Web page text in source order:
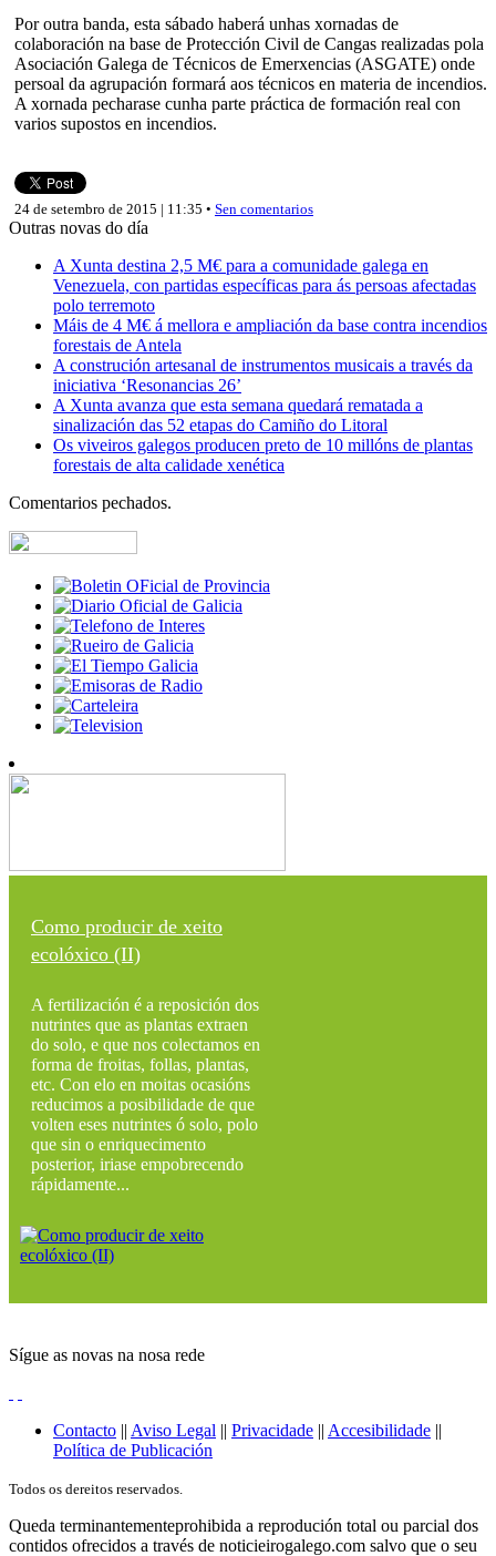
Por outra banda, esta sábado haberá unhas xornadas de
colaboración na base de Protección Civil de Cangas realizadas pola
Asociación Galega de Técnicos de Emerxencias (ASGATE) onde
persoal da agrupación formará aos técnicos en materia de incendios.
A xornada pecharase cunha parte práctica de formación real con
varios supostos en incendios.
24 de setembro de 2015 | 11:35 • Sen comentarios
Outras novas do día
A Xunta destina 2,5 M€ para a comunidade galega en
Venezuela, con partidas específicas para ás persoas afectadas
polo terremoto
Máis de 4 M€ á mellora e ampliación da base contra incendios
forestais de Antela
A construción artesanal de instrumentos musicais a través da
iniciativa ‘Resonancias 26’
A Xunta avanza que esta semana quedará rematada a
sinalización das 52 etapas do Camiño do Litoral
Os viveiros galegos producen preto de 10 millóns de plantas
forestais de alta calidade xenética
Comentarios pechados.
Como producir de xeito
ecolóxico (II)
A fertilización é a reposición dos
nutrintes que as plantas extraen
do solo, e que nos colectamos en
forma de froitas, follas, plantas,
etc. Con elo en moitas ocasións
reducimos a posibilidade de que
volten eses nutrintes ó solo, polo
que sin o enriquecimento
posterior, iriase empobrecendo
rápidamente...
Sígue as novas na nosa rede
Contacto || Aviso Legal || Privacidade || Accesibilidade ||
Política de Publicación
Todos os dereitos reservados.
Queda terminantementeprohibida a reprodución total ou parcial dos
contidos ofrecidos a través de noticieirogalego.com salvo que o seu